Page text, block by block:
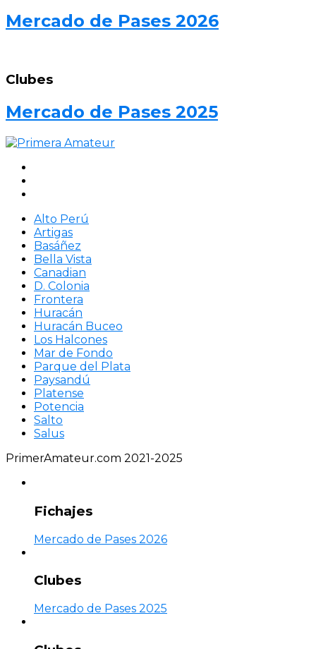
Mercado de Pases 2026
Clubes
Mercado de Pases 2025
Alto Perú
Artigas
Basáñez
Bella Vista
Canadian
D. Colonia
Frontera
Huracán
Huracán Buceo
Los Halcones
Mar de Fondo
Parque del Plata
Paysandú
Platense
Potencia
Salto
Salus
PrimerAmateur.com 2021-2025
Fichajes
Mercado de Pases 2026
Clubes
Mercado de Pases 2025